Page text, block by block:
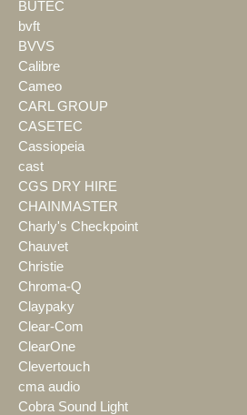
BÜTEC
bvft
BVVS
Calibre
Cameo
CARL GROUP
CASETEC
Cassiopeia
cast
CGS DRY HIRE
CHAINMASTER
Charly's Checkpoint
Chauvet
Christie
Chroma-Q
Claypaky
Clear-Com
ClearOne
Clevertouch
cma audio
Cobra Sound Light